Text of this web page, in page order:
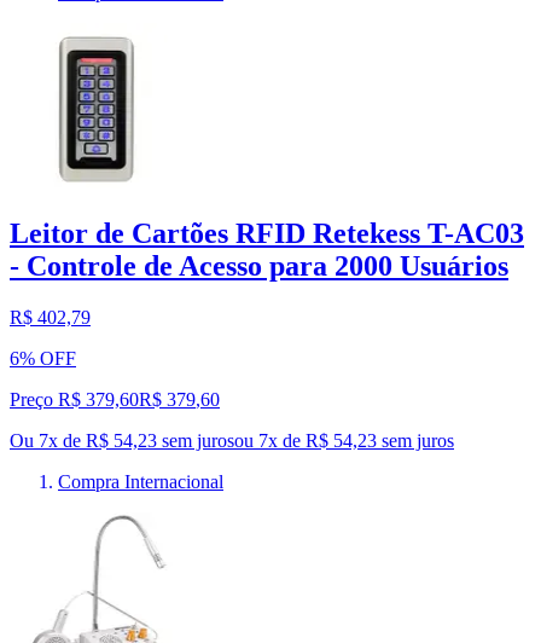
Leitor de Cartões RFID Retekess T-AC03
- Controle de Acesso para 2000 Usuários
R$ 402,79
6% OFF
Preço R$ 379,60R$ 379,60
Ou 7x de R$ 54,23 sem jurosou 7x de R$ 54,23 sem juros
Compra Internacional